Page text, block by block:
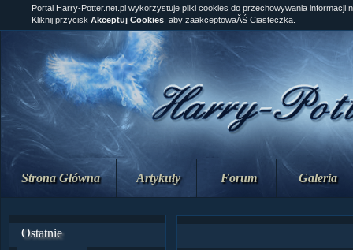
Strona Główna Artykuły Forum Galeria
Ostatnie
Portal Harry-Potter.net.pl wykorzystuje pliki cookies do przechowywania informacji
Kliknij przycisk Akceptuj Cookies , aby zaakceptowaĂŚ Ciasteczka.